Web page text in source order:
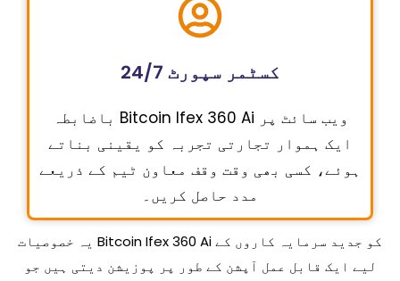
24/7 کسٹمر سپورٹ
باضابطہ Bitcoin Ifex 360 Ai ویب سائٹ پر
ایک ہموار تجارتی تجربہ کو یقینی بناتے
ہوئے، کسی بھی وقت وقف معاون ٹیم کے ذریعے
مدد حاصل کریں۔
یہ خصوصیات Bitcoin Ifex 360 Ai کو جدید سرمایہ کاروں کے
لیے ایک قابل عمل آپشن کے طور پر پوزیشن دیتی ہیں جو